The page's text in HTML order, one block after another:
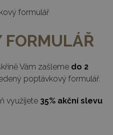
formulář
FORMULÁŘ
Vám zašleme do 2
poptávkový formulář.
využijete 35% akční slevu